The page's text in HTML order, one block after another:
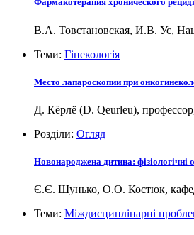
В.А. Товстановская, И.В. Ус,
Теми: Гінекологія
Место лапароскопии при
Д. Кёрлё (D. Qeurleu),
Розділи: Огляд
Новонароджена дитина: фізіологічні
Є.Є. Шунько, О.О. Костюк,
Теми: Міждисциплінарні